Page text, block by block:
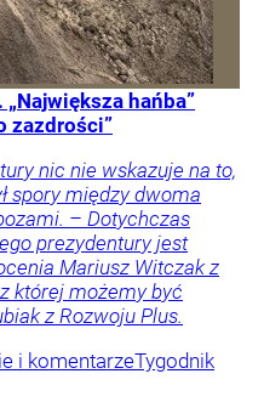
hańba”
zazdrości”
nic nie wskazuje na to,
spory między dwoma
– Dotychczas
prezydentury jest
Mariusz Witczak z
której możemy być
z Rozwoju Plus.
i komentarzeTygodnik